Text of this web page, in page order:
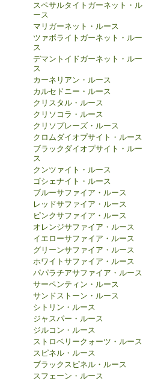
スペサルタイトガーネット・ル
ース
マリガーネット・ルース
ツァボライトガーネット・ルー
ス
デマントイドガーネット・ルー
ス
カーネリアン・ルース
カルセドニー・ルース
クリスタル・ルース
クリソコラ・ルース
クリソプレーズ・ルース
クロムダイオプサイト・ルース
ブラックダイオプサイト・ルー
ス
クンツァイト・ルース
ゴシェナイト・ルース
ブルーサファイア・ルース
レッドサファイア・ルース
ピンクサファイア・ルース
オレンジサファイア・ルース
イエローサファイア・ルース
グリーンサファイア・ルース
ホワイトサファイア・ルース
パパラチアサファイア・ルース
サーペンティン・ルース
サンドストーン・ルース
シトリン・ルース
ジャスパー・ルース
ジルコン・ルース
ストロベリークォーツ・ルース
スピネル・ルース
ブラックスピネル・ルース
スフェーン・ルース